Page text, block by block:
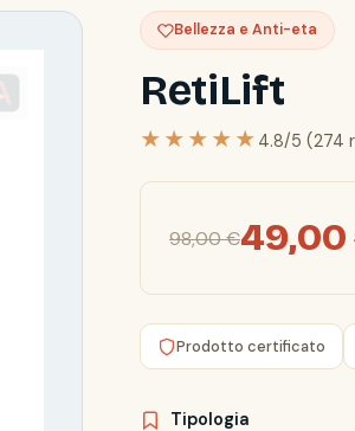
Bellezza e Anti-eta
RetiLift
★★★★★ 4.8/5 (274
98,00 €
Prodotto certificato
Tipologia